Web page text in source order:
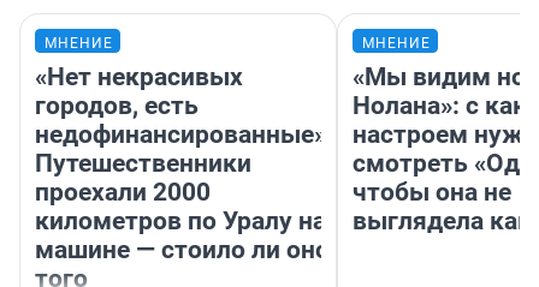
МНЕНИЕ
«Нет некрасивых
городов, есть
недофинансированные».
Путешественники
проехали 2000
километров по Уралу на
машине — стоило ли оно
того
МНЕНИЕ
«Мы видим
Нолана»: с
настроем
смотреть
чтобы она не
выглядела как